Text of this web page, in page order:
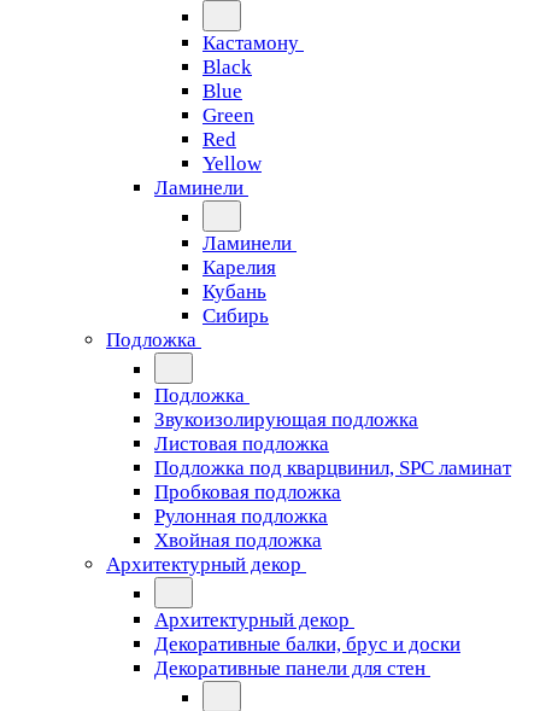
Кастамону
Black
Blue
Green
Red
Yellow
Ламинели
Ламинели
Карелия
Кубань
Сибирь
Подложка
Подложка
Звукоизолирующая подложка
Листовая подложка
Подложка под кварцвинил, SPC ламинат
Пробковая подложка
Рулонная подложка
Хвойная подложка
Архитектурный декор
Архитектурный декор
Декоративные балки, брус и доски
Декоративные панели для стен